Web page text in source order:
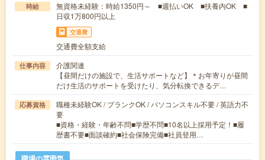
時給
無資格未経験：時給1350円～ ■週払いOK ■扶養内OK ■
日収1万800円以上
交通費
交通費全額支給
仕事内容
介護関連
【昼間だけの施設で、生活サポートなど】＊お年寄りが昼間
だけ生活のサポートを受けたり、気分転換できるデ…
応募資格
職種未経験OK / ブランクOK / パソコンスキル不要 / 英語力不
要
■資格・経験・年齢不問■学歴不問■10名以上採用予定！■履
歴書不要■面談確約■社会保険完備■社員登用…